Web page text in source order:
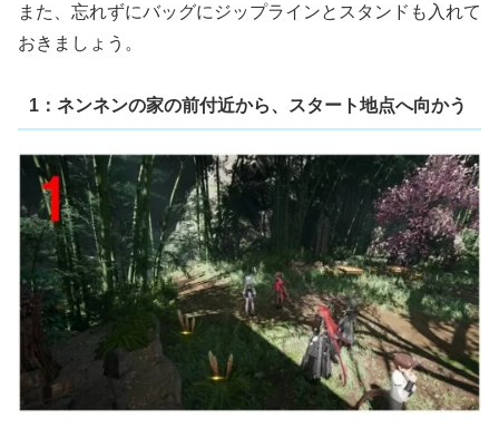
また、忘れずにバッグにジップラインとスタンドも入れて
おきましょう。
1：ネンネンの家の前付近から、スタート地点へ向かう